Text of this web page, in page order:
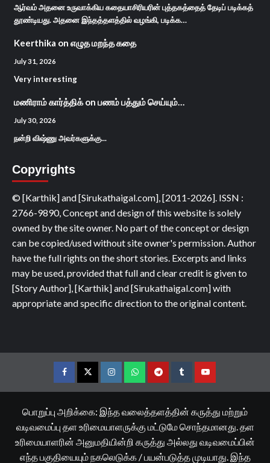
ஆர்வம் அதனை உருவாக்கிய கதையாசிரியரின் புத்தகத்தைத் தேடிப் படிக்கத்
தூண்டியது. அதனை இந்தத்தளத்தில் வழங்கி, படிக்க…
Keerthika on எழுத மறந்த கதை
July 31, 2026
Very interesting
மணிராம் கார்த்திக்on பணம் பத்தும் செய்யும்…
July 30, 2026
நன்றி விஷ்ணு அவர்களுக்கு...
Copyrights
© [Karthik] and [Sirukathaigal.com], [2011-2026]. ISSN :
2766-9890, Concept and design of this website is solely
owned by the site owner. No part of the concept or design
can be copied/used without site owner's permission. Author
have the full rights on the short stories. Excerpts and links
may be used, provided that full and clear credit is given to
[Story Author], [Karthik] and [Sirukathaigal.com] with
appropriate and specific direction to the original content.
FacebookTwitterInstagramWhatsappTelegramTumblrYouTube
பொறுப்பு அறிக்கை: இந்த வலைத்தளத்தின் கருத்து மற்றும்
வடிவமைப்பு தள உரிமையாளருக்கு மட்டுமே சொந்தமானது. தள
உரிமையாளரின் அனுமதியின்றி கருத்து அல்லது வடிவமைப்பின்
எந்த பகுதியையும் நகலெடுக்க / பயன்படுத்த முடியாது. இந்த